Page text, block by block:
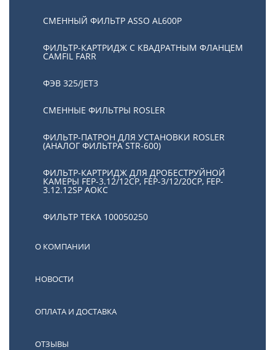
СМЕННЫЙ ФИЛЬТР ASSO AL600P
ФИЛЬТР-КАРТРИДЖ С КВАДРАТНЫМ ФЛАНЦЕМ
CAMFIL FARR
ФЭВ 325/JET3
СМЕННЫЕ ФИЛЬТРЫ ROSLER
ФИЛЬТР-ПАТРОН ДЛЯ УСТАНОВКИ ROSLER
(АНАЛОГ ФИЛЬТРА STR-600)
ФИЛЬТР-КАРТРИДЖ ДЛЯ ДРОБЕСТРУЙНОЙ
КАМЕРЫ FEP-3.12/12СР, FEP-3/12/20CP, FEP-
3.12.12SP АОКС
ФИЛЬТР TEKA 100050250
О КОМПАНИИ
НОВОСТИ
ОПЛАТА И ДОСТАВКА
ОТЗЫВЫ